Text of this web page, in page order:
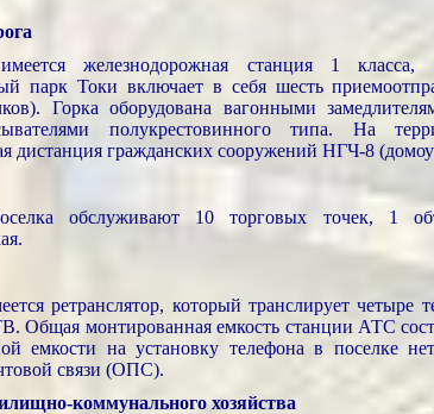
железнодорожная станция 1
парк Токи включает в себя шесть
Горка оборудована вагонными
полукрестовинного типа. На
дистанция гражданских сооружений НГЧ-8
обслуживают 10 торговых точек, 1
ретранслятор, который транслирует
монтированная емкость станции АТС
емкости на установку телефона в поселке
связи (ОПС).
коммунального хозяйства